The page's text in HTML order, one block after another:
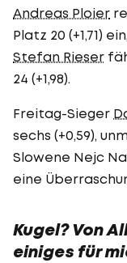
Andreas Ploier
Platz 20 (+1,71) ein,
Stefan Rieser
24 (+1,98).
Freitag-Sieger
sechs (+0,59),
Slowene Nejc
eine
Kugel? Von
einiges für